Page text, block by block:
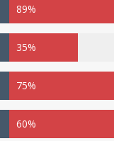
89%
35%
75%
60%